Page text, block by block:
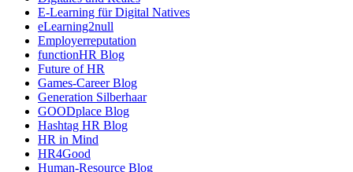
E-Learning für Digital Natives
eLearning2null
Employerreputation
functionHR Blog
Future of HR
Games-Career Blog
Generation Silberhaar
GOODplace Blog
Hashtag HR Blog
HR in Mind
HR4Good
Human-Resource Blog